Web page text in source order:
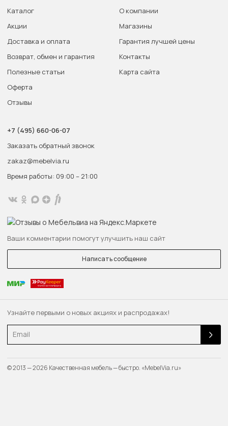
Узнайте первыми о новых акциях и распродажах!
Email
Каталог
Акции
Доставка и оплата
Возврат, обмен и гарантия
Полезные статьи
Оферта
Отзывы
О компании
Магазины
Гарантия лучшей цены
Контакты
Карта сайта
+7 (495) 660-06-07
Заказать обратный звонок
zakaz@mebelvia.ru
Время работы: 09:00 – 21:00
Ваши комментарии помогут улучшить наш сайт
Написать сообщение
© 2013 — 2026 Качественная мебель — быстро. «MebelVia.ru»